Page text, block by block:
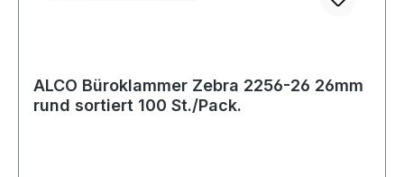
ALCO Büroklammer Zebra 2256-26 26mm
rund sortiert 100 St./Pack.